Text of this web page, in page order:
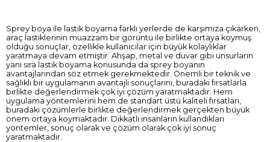
Sprey boya ile lastik boyama farklı yerlerde de karşımıza çıkarken,
araç lastiklerinin muazzam bir görüntü ile birlikte ortaya koymuş
olduğu sonuçlar, özellikle kullanıcılar için büyük kolaylıklar
yaratmaya devam etmiştir. Ahşap, metal ve duvar gibi unsurların
yanı sıra lastik boyama konusunda da sprey boyanın
avantajlarından söz etmek gerekmektedir. Önemli bir teknik ve
sağlıklı bir uygulamanın avantajlı sonuçlarını, buradaki fırsatlarla
birlikte değerlendirmek çok iyi çözüm yaratmaktadır. Hem
uygulama yöntemlerini hem de standart üstü kaliteli fırsatları,
buradaki çözümlerle birlikte değerlendirmek gerçekten büyük
önem ortaya koymaktadır. Dikkatli insanların kullandıkları
yöntemler, sonuç olarak ve çözüm olarak çok iyi sonuç
yaratmaktadır.